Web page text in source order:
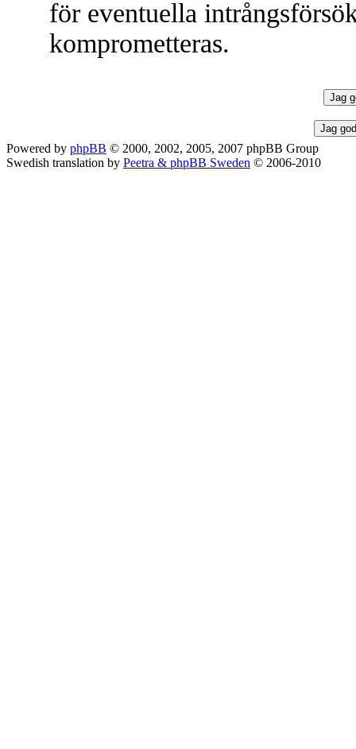
för eventuella
komprometteras.
Powered by phpBB © 2000, 2002, 2005, 2007 phpBB Group
Swedish translation by Peetra & phpBB Sweden © 2006-2010